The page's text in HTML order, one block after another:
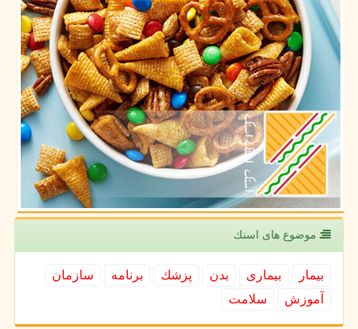
موضوع های اسنك
بیمار بیماری بدن پزشك برنامه
سازمان
آموزش
سلامت